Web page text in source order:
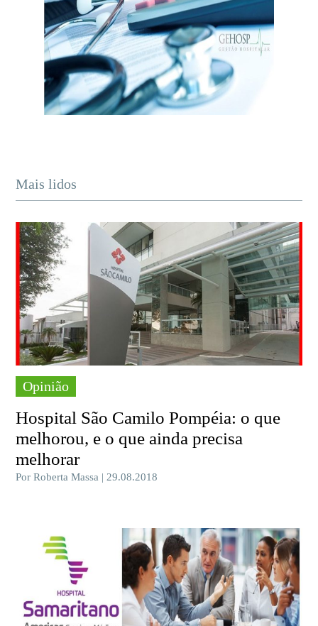
Mais lidos
Opinião
Hospital São Camilo Pompéia: o que
melhorou, e o que ainda precisa
melhorar
Por Roberta Massa | 29.08.2018